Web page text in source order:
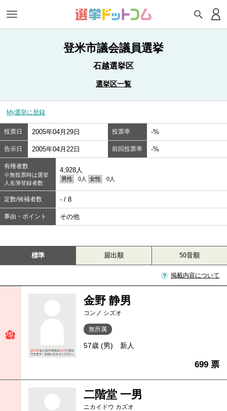
登米市議会議員選挙
石越選挙区
選挙区一覧
My選挙に登録
投票日 2005年04月29日 投票率 -%
告示日 2005年04月22日 前回投票率 -%
有権者数
※無投票時は選挙
人名簿登録者数
4,928人
男性 0人 女性 0人
定数/候補者数 - / 8
事由・ポイント その他
標準 届出順 50音順
掲載内容について
金野 静男
コンノ シズオ
無所属
57歳 (男) 新人
699 票
二階堂 一男
ニカイドウ カズオ